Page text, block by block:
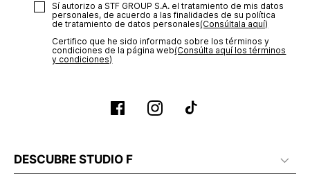
En resumen: invertir en zapatos de modaes una estrategia para llevar tus
looks a un nivel que cautive todas las miradas. Encuentra en Studio F los
zapatos para dama perfectos para cada versión de ti.
Sí autorizo a STF GROUP S.A. el tratamiento de mis datos
personales, de acuerdo a las finalidades de su política
de tratamiento de datos personales‎(Consúltala aquí)
Certifico que he sido informado sobre los términos y
condiciones de la página web‎(Consúlta aquí los términos
y condiciones)
DESCUBRE STUDIO F